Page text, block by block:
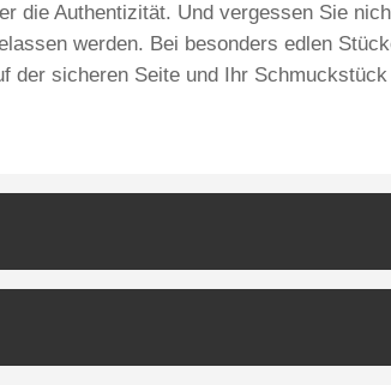
die Authentizität. Und vergessen Sie
werden. Bei besonders edlen
der sicheren Seite und Ihr Schmuckstück